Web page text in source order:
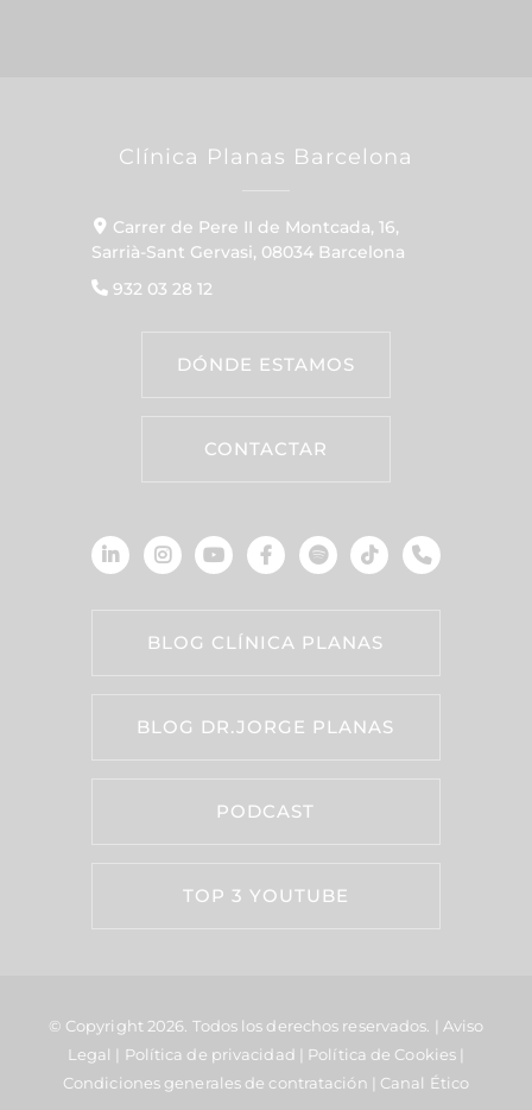
Clínica Planas Barcelona
Carrer de Pere II de Montcada, 16,
Sarrià-Sant Gervasi, 08034 Barcelona
932 03 28 12
DÓNDE ESTAMOS
CONTACTAR
BLOG CLÍNICA PLANAS
BLOG DR.JORGE PLANAS
PODCAST
TOP 3 YOUTUBE
© Copyright 2026. Todos los derechos reservados. | Aviso
Legal | Política de privacidad | Política de Cookies |
Condiciones generales de contratación | Canal Ético